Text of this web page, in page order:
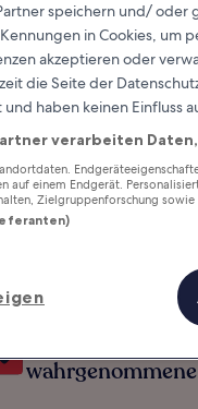
speichern und/ oder
in Cookies, um
akzeptieren oder
die Seite der
und haben keinen Einfluss
verarbeiten
auf einem Endgerät.
Zielgruppenforschung